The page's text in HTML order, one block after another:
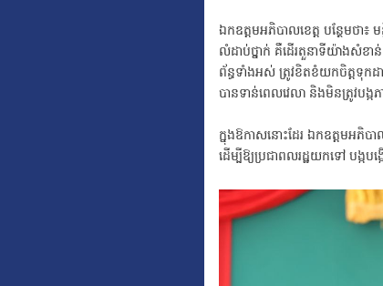
ឯកឧត្តមអភិបាលខេត្ត បន្ថែមថា៖
លំដាប់ថ្នាក់ គឺដើរតួនាទីយ៉ាងសំខាន់
ព័ន្ធទាំងអស់ ត្រូវខិតខំយកចិត្តទុកដ
បានទាន់ពេលវេលា និងមិនត្រូវបង្
ក្នុងឱកាសនោះដែរ ឯកឧត្តមអភិបា
ដើម្បីឱ្យប្រជាពលរដ្ឋយកទៅ បង្កប